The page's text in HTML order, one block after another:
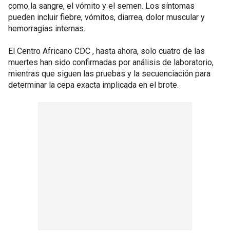
como la sangre, el vómito y el semen. Los síntomas
pueden incluir fiebre, vómitos, diarrea, dolor muscular y
hemorragias internas.
El Centro Africano CDC , hasta ahora, solo cuatro de las
muertes han sido confirmadas por análisis de laboratorio,
mientras que siguen las pruebas y la secuenciación para
determinar la cepa exacta implicada en el brote.